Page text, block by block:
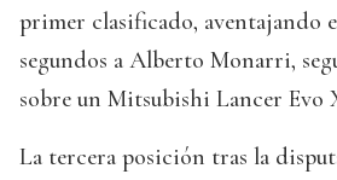
primer clasificado, aventajando
segundos a Alberto Monarri,
sobre un Mitsubishi Lancer Evo
La tercera posición tras la